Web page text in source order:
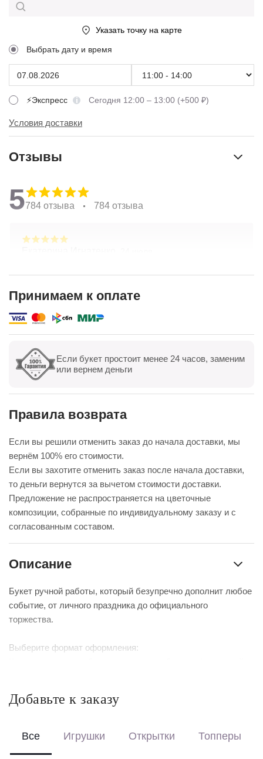
Указать точку на карте
Выбрать дату и время
⚡Экспресс Сегодня 12:00 – 13:00 (+500 ₽)
Условия доставки
Отзывы
5784 отзыва 784 отзыва
Хорошая ценовая политика. Отличная доставка!
Показать все Оставить отзыв
Принимаем к оплате
Если букет простоит менее 24 часов, заменим
или вернем деньги
Правила возврата
Если вы решили отменить заказ до начала доставки, мы
вернём 100% его стоимости.
Если вы захотите отменить заказ после начала доставки,
то деньги вернутся за вычетом стоимости доставки.
Предложение не распространяется на цветочные
композиции, собранные по индивидуальному заказу и с
согласованным составом.
Описание
Букет ручной работы, который безупречно дополнит любое
событие, от личного праздника до официального
торжества.
Выберите формат оформления:
Перевяжем лентой – идеальный минималистичный вариант
Добавьте к заказу
Все Игрушки Открытки Топперы